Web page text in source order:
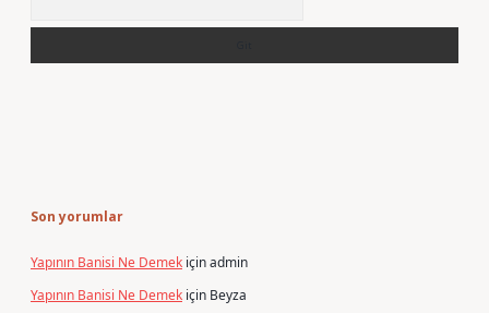
Son yorumlar
Yapının Banisi Ne Demek içinadmin
Yapının Banisi Ne Demek için Beyza